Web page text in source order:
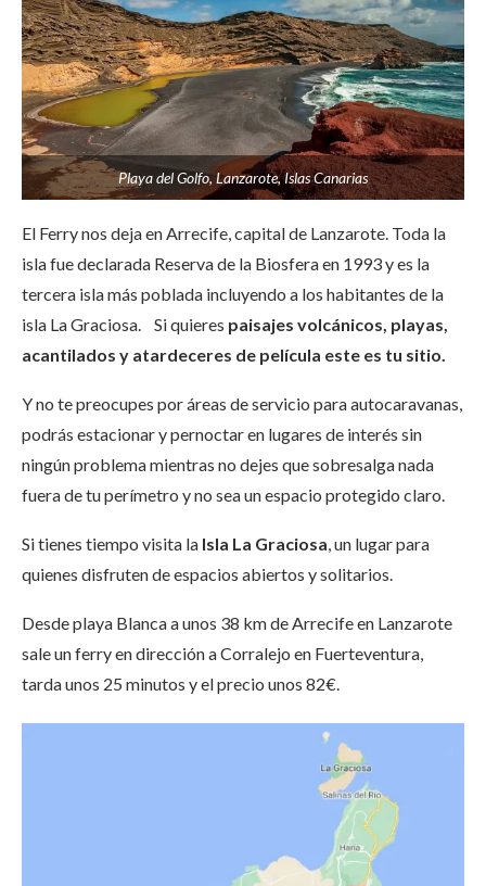
Playa del Golfo, Lanzarote, Islas Canarias
El Ferry nos deja en Arrecife, capital de Lanzarote. Toda la
isla fue declarada Reserva de la Biosfera en 1993 y es la
tercera isla más poblada incluyendo a los habitantes de la
isla La Graciosa. Si quieres paisajes volcánicos, playas,
acantilados y atardeceres de película este es tu sitio.
Y no te preocupes por áreas de servicio para autocaravanas,
podrás estacionar y pernoctar en lugares de interés sin
ningún problema mientras no dejes que sobresalga nada
fuera de tu perímetro y no sea un espacio protegido claro.
Si tienes tiempo visita la Isla La Graciosa, un lugar para
quienes disfruten de espacios abiertos y solitarios.
Desde playa Blanca a unos 38 km de Arrecife en Lanzarote
sale un ferry en dirección a Corralejo en Fuerteventura,
tarda unos 25 minutos y el precio unos 82€.